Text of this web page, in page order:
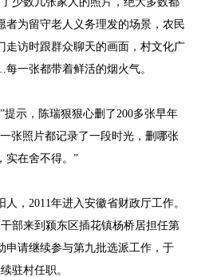
者为留守老人义务理发的场景，农民
走访时跟群众聊天的画面，村文化广
一张都带着鲜活的烟火气。
示，陈瑞狠狠心删了200多张早年
张照片都记录了一段时光，删哪张
实在舍不得。”
，2011年进入安徽省财政厅工作。
部来到颍东区插花镇杨桥居担任第
申请继续参与第九批选派工作，于
驻村任职。